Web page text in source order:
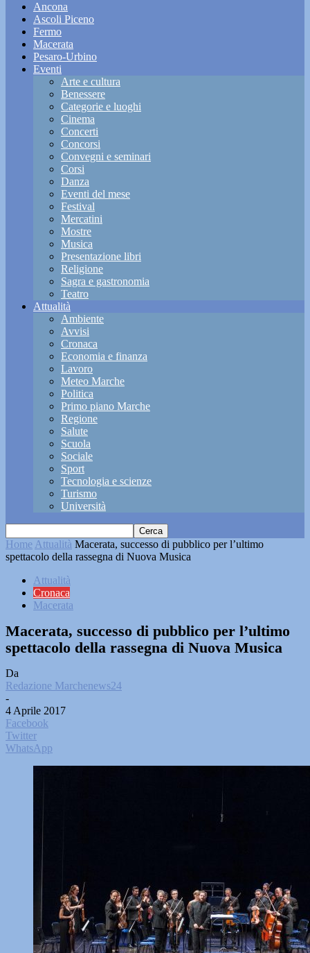
Ancona
Ascoli Piceno
Fermo
Macerata
Pesaro-Urbino
Eventi
Arte e cultura
Benessere
Categorie e luoghi
Cinema
Concerti
Concorsi
Convegni e seminari
Corsi
Danza
Eventi del mese
Festival
Mercatini
Mostre
Musica
Presentazione libri
Religione
Sagra e gastronomia
Teatro
Attualità
Ambiente
Avvisi
Cronaca
Economia e finanza
Lavoro
Meteo Marche
Politica
Primo piano Marche
Regione
Salute
Scuola
Sociale
Sport
Tecnologia e scienze
Turismo
Università
Home Attualità Macerata, successo di pubblico per l’ultimo
spettacolo della rassegna di Nuova Musica
Attualità
Cronaca
Macerata
Macerata, successo di pubblico per l’ultimo
spettacolo della rassegna di Nuova Musica
Da
Redazione Marchenews24
-
4 Aprile 2017
Facebook
Twitter
WhatsApp